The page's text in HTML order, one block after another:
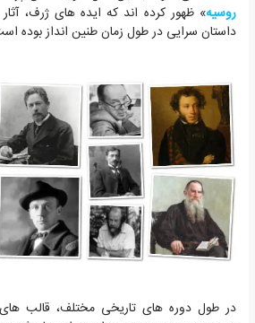
روسیه» ظهور کرده اند که ایده های ژرف،
داستان سرایی در طول زمان طنین انداز بوده
در طول دوره های تاریخی مختلف، قالب های